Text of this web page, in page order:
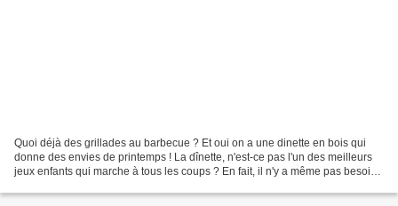
Quoi déjà des grillades au barbecue ? Et oui on a une dinette en bois qui
donne des envies de printemps ! La dînette, n'est-ce pas l'un des meilleurs
jeux enfants qui marche à tous les coups ? En fait, il n'y a même pas besoin